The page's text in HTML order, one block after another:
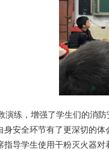
演练，增强了学生们的消
身安全环节有了更深切的
导学生使用干粉灭火器对